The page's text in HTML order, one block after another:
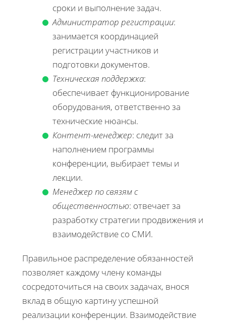
сроки и выполнение задач.
Администратор регистрации:
занимается координацией
регистрации участников и
подготовки документов.
Техническая поддержка:
обеспечивает функционирование
оборудования, ответственно за
технические нюансы.
Контент-менеджер: следит за
наполнением программы
конференции, выбирает темы и
лекции.
Менеджер по связям с
общественностью: отвечает за
разработку стратегии продвижения и
взаимодействие со СМИ.
Правильное распределение обязанностей
позволяет каждому члену команды
сосредоточиться на своих задачах, внося
вклад в общую картину успешной
реализации конференции. Взаимодействие